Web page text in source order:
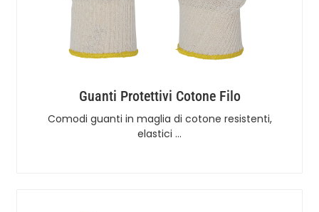
Guanti Protettivi Cotone Filo
Comodi guanti in maglia di cotone resistenti,
elastici …